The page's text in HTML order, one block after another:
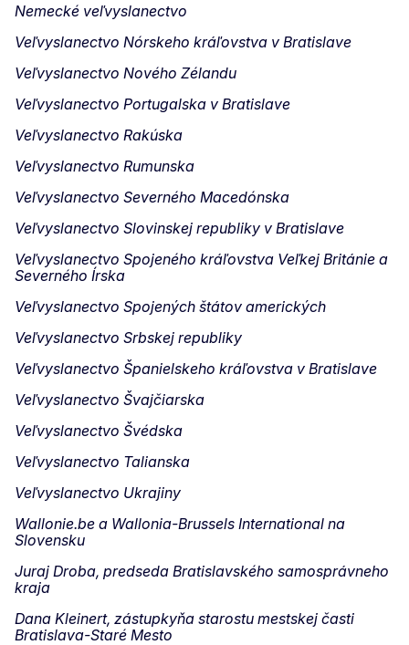
Nemecké veľvyslanectvo
Veľvyslanectvo Nórskeho kráľovstva v Bratislave
Veľvyslanectvo Nového Zélandu
Veľvyslanectvo Portugalska v Bratislave
Veľvyslanectvo Rakúska
Veľvyslanectvo Rumunska
Veľvyslanectvo Severného Macedónska
Veľvyslanectvo Slovinskej republiky v Bratislave
Veľvyslanectvo Spojeného kráľovstva Veľkej Británie a
Severného Írska
Veľvyslanectvo Spojených štátov amerických
Veľvyslanectvo Srbskej republiky
Veľvyslanectvo Španielskeho kráľovstva v Bratislave
Veľvyslanectvo Švajčiarska
Veľvyslanectvo Švédska
Veľvyslanectvo Talianska
Veľvyslanectvo Ukrajiny
Wallonie.be a Wallonia-Brussels International na
Slovensku
Juraj Droba, predseda Bratislavského samosprávneho
kraja
Dana Kleinert, zástupkyňa starostu mestskej časti
Bratislava-Staré Mesto